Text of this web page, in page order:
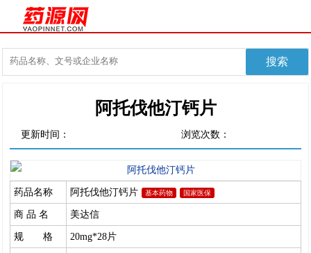
阿托伐他汀钙片
更新时间： 浏览次数：
药品名称 阿托伐他汀钙片 基本药物 国家医保
商 品 名 美达信
规 格 20mg*28片